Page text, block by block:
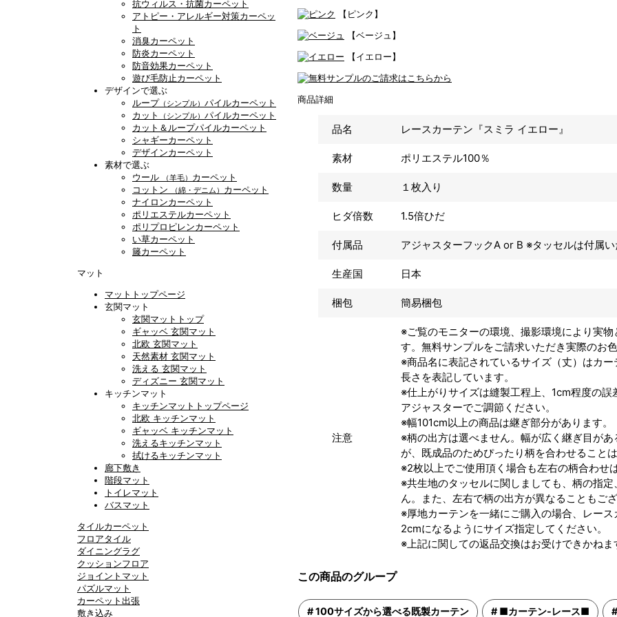
抗ウィルス・抗菌カーペット
アトピー・アレルギー対策カーペッ
ト
消臭カーペット
防炎カーペット
防音効果カーペット
遊び毛防止カーペット
デザインで選ぶ
ループ （シンプル） パイルカーペット
カット
（シンプル） パイルカーペット
カット＆ループパイルカーペット
シャギーカーペット
デザインカーペット
素材で選ぶ
ウール
（羊毛） カーペット
コットン
（綿・デニム） カーペット
ナイロンカーペット
ポリエステルカーペット
ポリプロピレンカーペット
い草カーペット
籐カーペット
マット
マットトップページ
玄関マット
玄関マットトップ
ギャッベ 玄関マット
北欧 玄関マット
天然素材 玄関マット
洗える 玄関マット
ディズニー 玄関マット
キッチンマット
キッチンマットトップページ
北欧 キッチンマット
ギャッベ キッチンマット
洗えるキッチンマット
拭けるキッチンマット
廊下敷き
階段マット
トイレマット
バスマット
タイルカーペット
フロアタイル
ダイニングラグ
クッションフロア
ジョイントマット
パズルマット
カーペット出張
敷き込み
【ピンク】
【ベージュ】
【イエロー】
商品詳細
品名 レースカーテン『スミラ イエロー』
素材 ポリエステル100％
数量 １枚入り
ヒダ倍数 1.5倍ひだ
付属品 アジャスターフックA or B ※タッセルは付属い
生産国 日本
梱包 簡易梱包
注意
※ご覧のモニターの環境、撮影環境により実
す。無料サンプルをご請求いただき実際のお
※商品名に表記されているサイズ（丈）はカ
長さを表記しています。
※仕上がりサイズは縫製工程上、1cm程度の
アジャスターでご調節ください。
※幅101cm以上の商品は継ぎ部分があります。
※柄の出方は選べません。幅が広く継ぎ目が
が、既成品のためぴったり柄を合わせることは
※2枚以上でご使用頂く場合も左右の柄合わせ
※共生地のタッセルに関しましても、柄の指
ん。また、左右で柄の出方が異なることもござ
※厚地カーテンを一緒にご購入の場合、レー
2cmになるようにサイズ指定してください。
※上記に関しての返品交換はお受けできかねま
この商品のグループ
100サイズから選べる既製カーテン ■カーテン-レース■